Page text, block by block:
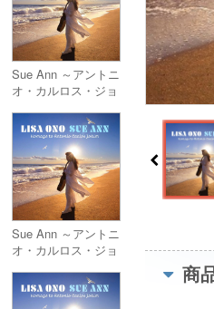
Sue Ann ～アントニ
オ・カルロス・ジョ
（SHM-CD）環球官
方進口
Sue Ann ～アントニ
オ・カルロス・ジョ
初回生產限定盤
（LP）環球官方進口
商